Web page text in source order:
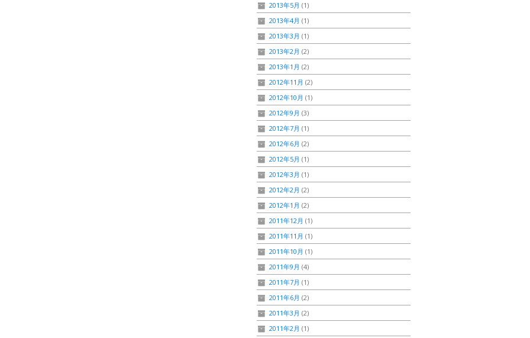
2013年5月 (1)
2013年4月 (1)
2013年3月 (1)
2013年2月 (2)
2013年1月 (2)
2012年11月 (2)
2012年10月 (1)
2012年9月 (3)
2012年7月 (1)
2012年6月 (2)
2012年5月 (1)
2012年3月 (1)
2012年2月 (2)
2012年1月 (2)
2011年12月 (1)
2011年11月 (1)
2011年10月 (1)
2011年9月 (4)
2011年7月 (1)
2011年6月 (2)
2011年3月 (2)
2011年2月 (1)